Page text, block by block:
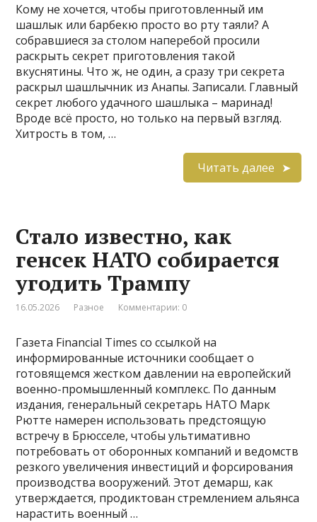
Кому не хочется, чтобы приготовленный им
шашлык или барбекю просто во рту таяли? А
собравшиеся за столом наперебой просили
раскрыть секрет приготовления такой
вкуснятины. Что ж, не один, а сразу три секрета
раскрыл шашлычник из Анапы. Записали. Главный
секрет любого удачного шашлыка – маринад!
Вроде всё просто, но только на первый взгляд.
Хитрость в том, …
Читать далее
Стало известно, как
генсек НАТО собирается
угодить Трампу
16.05.2026 Разное Комментарии: 0
Газета Financial Times со ссылкой на
информированные источники сообщает о
готовящемся жестком давлении на европейский
военно-промышленный комплекс. По данным
издания, генеральный секретарь НАТО Марк
Рютте намерен использовать предстоящую
встречу в Брюсселе, чтобы ультимативно
потребовать от оборонных компаний и ведомств
резкого увеличения инвестиций и форсирования
производства вооружений. Этот демарш, как
утверждается, продиктован стремлением альянса
нарастить военный …